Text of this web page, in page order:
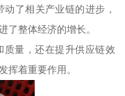
了相关产业链的进步，
了整体经济的增长。
质量，还在提升供应链效
挥着重要作用。